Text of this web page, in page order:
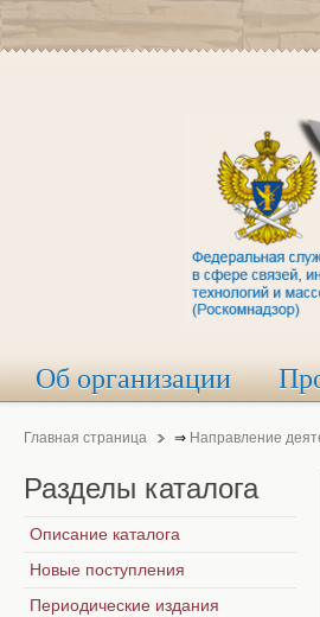
Об организации
Главная страница ⇒ Направление
Разделы каталога
Описание каталога
Новые поступления
Периодические издания